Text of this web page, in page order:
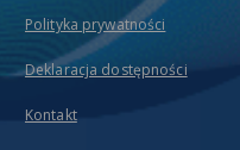
Polityka prywatności
Deklaracja dostępności
Kontakt